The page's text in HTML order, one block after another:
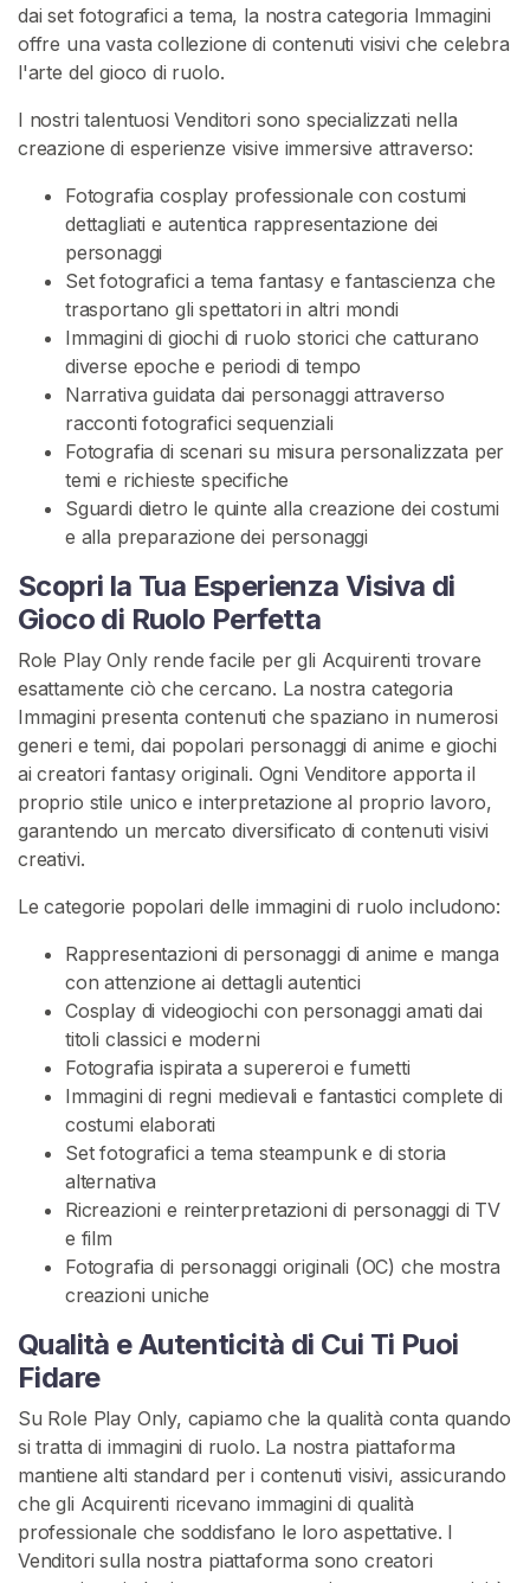
dai set fotografici a tema, la nostra categoria Immagini
offre una vasta collezione di contenuti visivi che celebra
l'arte del gioco di ruolo.
I nostri talentuosi Venditori sono specializzati nella
creazione di esperienze visive immersive attraverso:
Fotografia cosplay professionale con costumi
dettagliati e autentica rappresentazione dei
personaggi
Set fotografici a tema fantasy e fantascienza che
trasportano gli spettatori in altri mondi
Immagini di giochi di ruolo storici che catturano
diverse epoche e periodi di tempo
Narrativa guidata dai personaggi attraverso
racconti fotografici sequenziali
Fotografia di scenari su misura personalizzata per
temi e richieste specifiche
Sguardi dietro le quinte alla creazione dei costumi
e alla preparazione dei personaggi
Scopri la Tua Esperienza Visiva di
Gioco di Ruolo Perfetta
Role Play Only rende facile per gli Acquirenti trovare
esattamente ciò che cercano. La nostra categoria
Immagini presenta contenuti che spaziano in numerosi
generi e temi, dai popolari personaggi di anime e giochi
ai creatori fantasy originali. Ogni Venditore apporta il
proprio stile unico e interpretazione al proprio lavoro,
garantendo un mercato diversificato di contenuti visivi
creativi.
Le categorie popolari delle immagini di ruolo includono:
Rappresentazioni di personaggi di anime e manga
con attenzione ai dettagli autentici
Cosplay di videogiochi con personaggi amati dai
titoli classici e moderni
Fotografia ispirata a supereroi e fumetti
Immagini di regni medievali e fantastici complete di
costumi elaborati
Set fotografici a tema steampunk e di storia
alternativa
Ricreazioni e reinterpretazioni di personaggi di TV
e film
Fotografia di personaggi originali (OC) che mostra
creazioni uniche
Qualità e Autenticità di Cui Ti Puoi
Fidare
Su Role Play Only, capiamo che la qualità conta quando
si tratta di immagini di ruolo. La nostra piattaforma
mantiene alti standard per i contenuti visivi, assicurando
che gli Acquirenti ricevano immagini di qualità
professionale che soddisfano le loro aspettative. I
Venditori sulla nostra piattaforma sono creatori
G
c
o
e
G
o
o
V
o
y
m
G
o
o
R
o
o
u
o
l
d
C
R
C
A